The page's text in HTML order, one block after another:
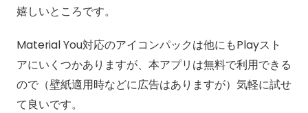
嬉しいところです。
Material You対応のアイコンパックは他にもPlayスト
アにいくつかありますが、本アプリは無料で利用できる
ので（壁紙適用時などに広告はありますが）気軽に試せ
て良いです。